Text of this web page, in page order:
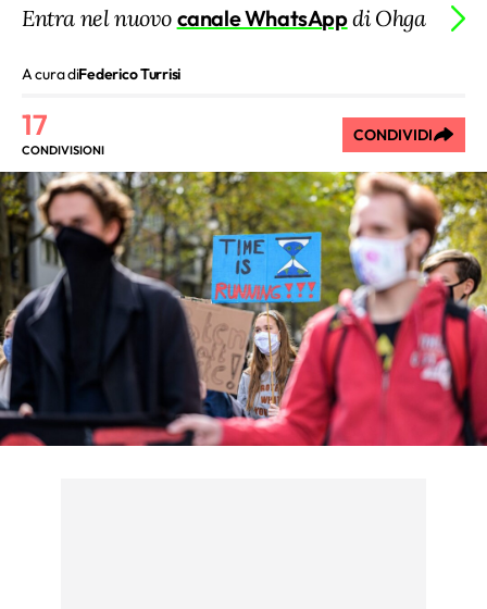
Entra nel nuovo canale WhatsAppdi Ohga
A cura diFederico Turrisi
17
CONDIVISIONI
CONDIVIDI